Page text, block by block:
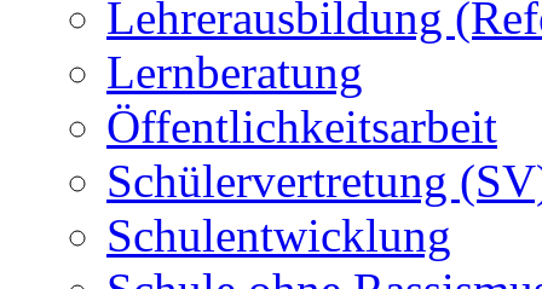
Lehrerausbildung
Lernberatung
Öffentlichkeitsarbeit
Schülervertretung
Schulentwicklung